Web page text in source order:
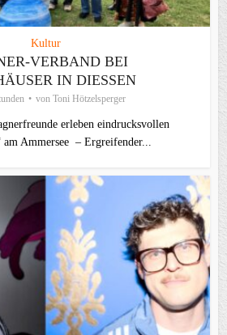
Kultur
VERBAND BEI
IN DIESSEN
von Toni Hötzelsperger
erleben eindrucksvollen
am Ammersee – Ergreifender...